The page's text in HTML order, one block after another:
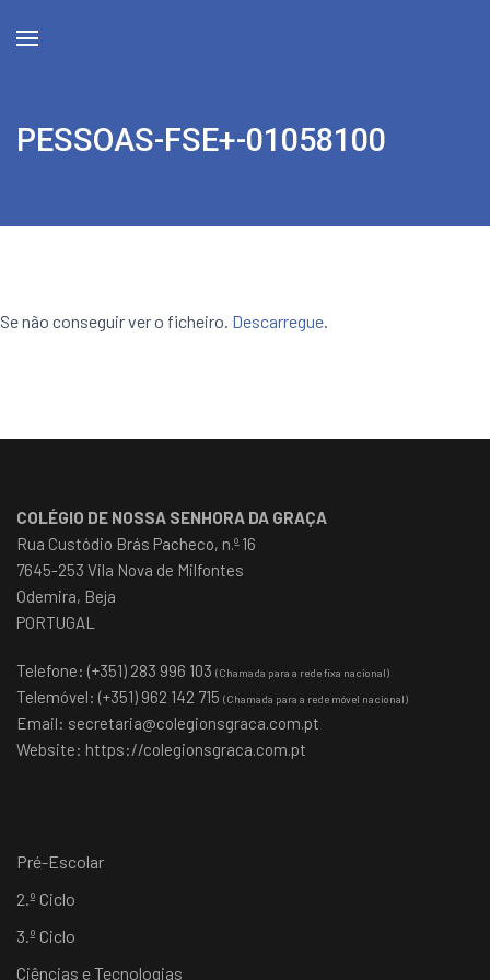
PESSOAS-FSE+-01058100
Se não conseguir ver o ficheiro. Descarregue.
COLÉGIO DE NOSSA SENHORA DA GRAÇA
Rua Custódio Brás Pacheco, n.º 16
7645-253 Vila Nova de Milfontes
Odemira, Beja
PORTUGAL
Telefone: (+351) 283 996 103 (Chamada para a rede fixa nacional)
Telemóvel: (+351) 962 142 715 (Chamada para a rede móvel nacional)
Email: secretaria@colegionsgraca.com.pt
Website: https://colegionsgraca.com.pt
Pré-Escolar
2.º Ciclo
3.º Ciclo
Ciências e Tecnologias